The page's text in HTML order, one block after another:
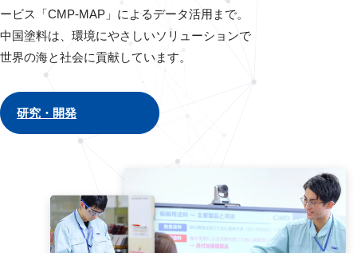
ービス「CMP-MAP」によるデータ活用まで。
中国塗料は、環境にやさしいソリューションで
世界の海と社会に貢献しています。
研究・開発